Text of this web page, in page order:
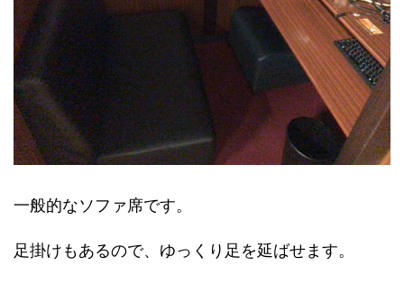
一般的なソファ席です。
足掛けもあるので、ゆっくり足を延ばせます。